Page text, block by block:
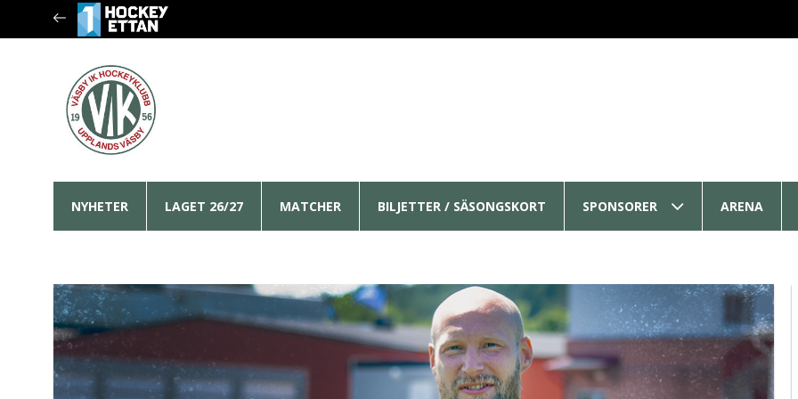
NYHETER LAGET 26/27 MATCHER BILJETTER / SÄSONGSKORT SPONSORER ARENA